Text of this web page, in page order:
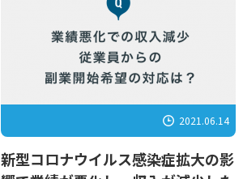
2021.06.14
新型コロナウイルス感染症拡大の影